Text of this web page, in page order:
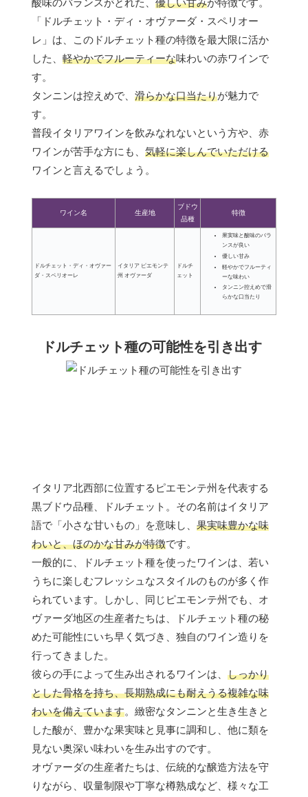
「ドルチェット・ディ・オヴァーダ・スペリオー
レ」は、このドルチェット種の特徴を最大限に活か
した、 軽やかでフルーティーな味わいの赤ワインで
す。
タンニンは控えめで、 滑らかな口当たりが魅力で
す。
普段イタリアワインを飲みなれないという方や、赤
ワインが苦手な方にも、 気軽に楽しんでいただける
ワインと言えるでしょう。
ワイン名 生産地
ブドウ
品種
特徴
ドルチェット・ディ・オヴァー
ダ・スペリオーレ
イタリア ピエモンテ
州 オヴァーダ
ドルチ
ェット
果実味と酸味のバラ
ンスが良い
優しい甘み
軽やかでフルーティ
ーな味わい
タンニン控えめで滑
らかな口当たり
ドルチェット種の可能性を引き出す
イタリア北西部に位置するピエモンテ州を代表する
黒ブドウ品種、ドルチェット。その名前はイタリア
語で「小さな甘いもの」を意味し、 果実味豊かな味
わいと、ほのかな甘みが特徴です。
一般的に、ドルチェット種を使ったワインは、若い
うちに楽しむフレッシュなスタイルのものが多く作
られています。しかし、同じピエモンテ州でも、オ
ヴァーダ地区の生産者たちは、ドルチェット種の秘
めた可能性にいち早く気づき、独自のワイン造りを
行ってきました。
彼らの手によって生み出されるワインは、 しっかり
とした骨格を持ち、長期熟成にも耐えうる複雑な味
わいを備えています。緻密なタンニンと生き生きと
した酸が、豊かな果実味と見事に調和し、他に類を
見ない奥深い味わいを生み出すのです。
オヴァーダの生産者たちは、伝統的な醸造方法を守
りながら、収量制限や丁寧な樽熟成など、様々な工